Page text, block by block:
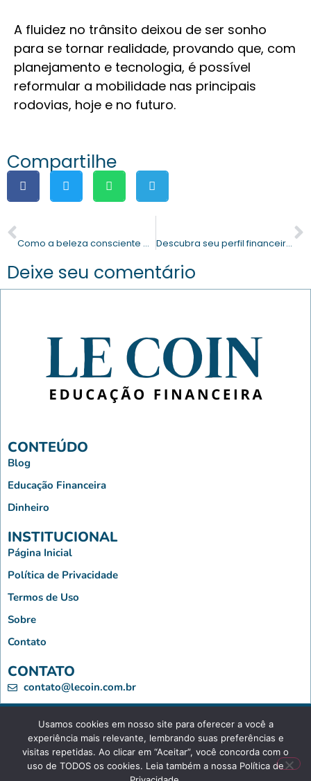
A fluidez no trânsito deixou de ser sonho
para se tornar realidade, provando que, com
planejamento e tecnologia, é possível
reformular a mobilidade nas principais
rodovias, hoje e no futuro.
Compartilhe
Como a beleza consciente está mudando a forma como consumimos cosméticos Descubra seu perfil financeiro e aprenda a lucrar com inteligência na internet
Deixe seu comentário
CONTEÚDO
Blog
Educação Financeira
Dinheiro
INSTITUCIONAL
Página Inicial
Política de Privacidade
Termos de Uso
Sobre
Contato
CONTATO
contato@lecoin.com.br
Le Coin - Copyright © 2023 - Todos os Direitos Reservados
Usamos cookies em nosso site para oferecer a você a
experiência mais relevante, lembrando suas preferências e
visitas repetidas. Ao clicar em “Aceitar”, você concorda com o
uso de TODOS os cookies. Leia também a nossa Política de